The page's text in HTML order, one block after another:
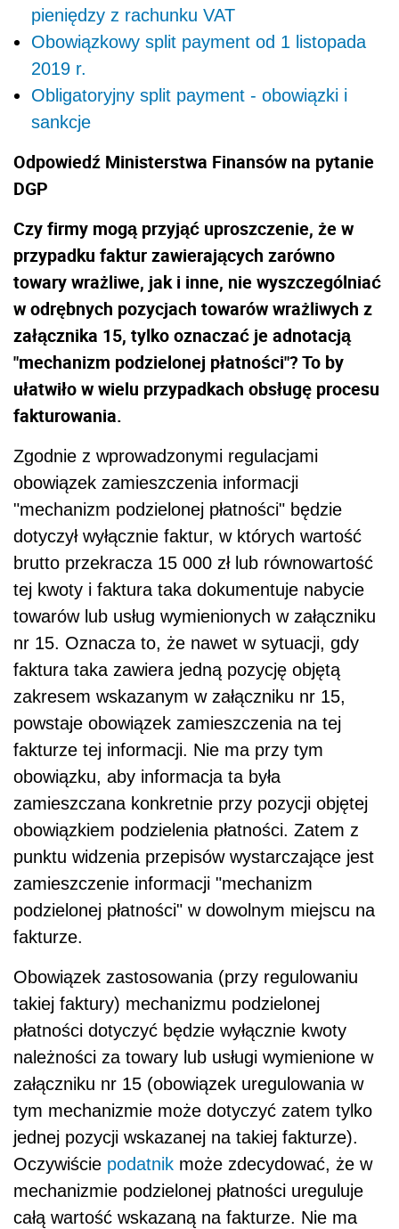
pieniędzy z rachunku VAT
Obowiązkowy split payment od 1 listopada
2019 r.
Obligatoryjny split payment - obowiązki i
sankcje
Odpowiedź Ministerstwa Finansów na pytanie
DGP
Czy firmy mogą przyjąć uproszczenie, że w
przypadku faktur zawierających zarówno
towary wrażliwe, jak i inne, niewyszczególniać
w odrębnych pozycjach towarów wrażliwych z
załącznika 15, tylko oznaczać je adnotacją
"mechanizm podzielonej płatności"? To by
ułatwiło w wielu przypadkach obsługę procesu
fakturowania.
Zgodnie z wprowadzonymi regulacjami
obowiązek zamieszczenia informacji
"mechanizm podzielonej płatności" będzie
dotyczył wyłącznie faktur, w których wartość
brutto przekracza 15 000 zł lub równowartość
tej kwoty i faktura taka dokumentuje nabycie
towarów lub usług wymienionych w załączniku
nr 15. Oznacza to, że nawet w sytuacji, gdy
faktura taka zawiera jedną pozycję objętą
zakresem wskazanym w załączniku nr 15,
powstaje obowiązek zamieszczenia na tej
fakturze tej informacji. Nie ma przy tym
obowiązku, aby informacja ta była
zamieszczana konkretnie przy pozycji objętej
obowiązkiem podzielenia płatności. Zatem z
punktu widzenia przepisów wystarczające jest
zamieszczenie informacji "mechanizm
podzielonej płatności" w dowolnym miejscu na
fakturze.
Obowiązek zastosowania (przy regulowaniu
takiej faktury) mechanizmu podzielonej
płatności dotyczyć będzie wyłącznie kwoty
należności za towary lub usługi wymienione w
załączniku nr 15 (obowiązek uregulowania w
tym mechanizmie może dotyczyć zatem tylko
jednej pozycji wskazanej na takiej fakturze).
Oczywiście podatnik może zdecydować, że w
mechanizmie podzielonej płatności ureguluje
całą wartość wskazaną na fakturze. Nie ma